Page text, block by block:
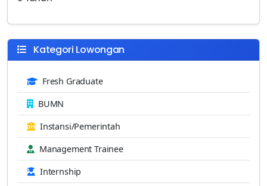
Kategori Lowongan
Fresh Graduate
BUMN
Instansi/Pemerintah
Management Trainee
Internship